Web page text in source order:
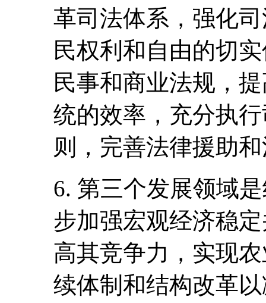
革司法体系，强化
民权利和自由的切
民事和商业法规，
统的效率，充分执
则，完善法律援助
6. 第三个发展领域
步加强宏观经济稳
高其竞争力，实现
续体制和结构改革